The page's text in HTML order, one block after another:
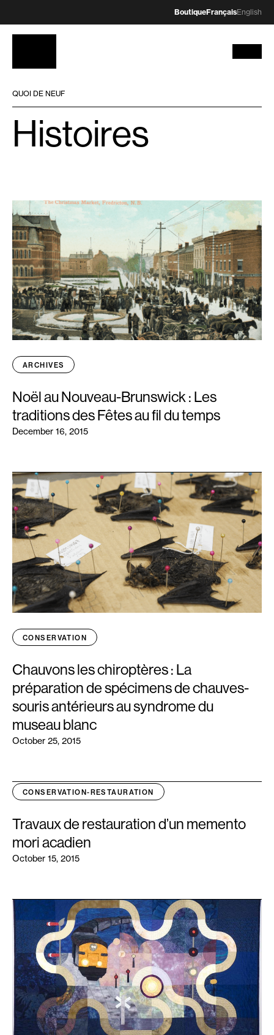
BoutiqueFrançaisEnglish
QUOI DE NEUF
Histoires
ARCHIVES
Noël au Nouveau-Brunswick : Les
traditions des Fêtes au fil du temps
December 16, 2015
CONSERVATION
Chauvons les chiroptères : La
préparation de spécimens de chauves-
souris antérieurs au syndrome du
museau blanc
October 25, 2015
CONSERVATION-RESTAURATION
Travaux de restauration d’un memento
mori acadien
October 15, 2015